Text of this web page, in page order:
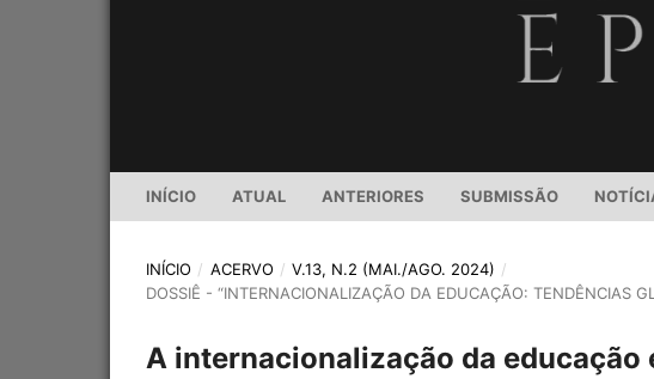
INÍCIO ATUAL ANTERIORES SUBMISSÃO
INÍCIO / ACERVO / V.13, N.2 (MAI./AGO. 2024) /
DOSSIÊ - “INTERNACIONALIZAÇÃO DA EDUCAÇÃO: TENDÊNCIAS
A internacionalização da educação